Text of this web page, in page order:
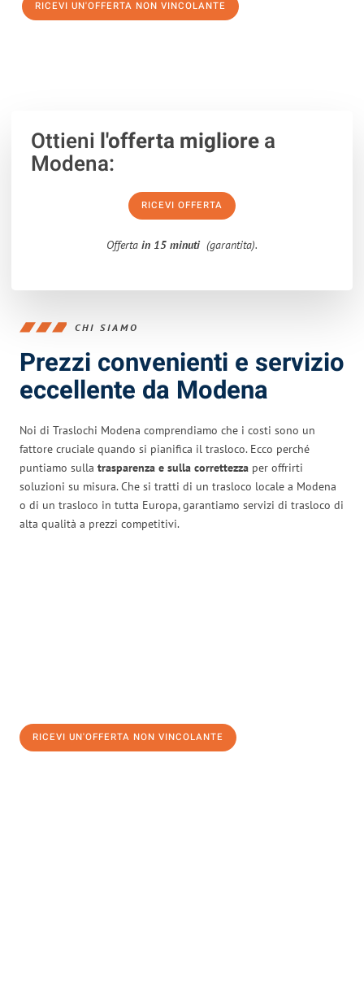
RICEVI UN'OFFERTA NON VINCOLANTE
Ottieni l'offerta migliorea
Modena:
RICEVI OFFERTA
Offerta in 15 minuti (garantita).
CHI SIAMO
Prezzi convenienti e servizio
eccellente da Modena
Noi di Traslochi Modena comprendiamo che i costi sono un
fattore cruciale quando si pianifica il trasloco. Ecco perché
puntiamo sulla trasparenza e sulla correttezza per offrirti
soluzioni su misura. Che si tratti di un trasloco locale a Modena
o di un trasloco in tutta Europa, garantiamo servizi di trasloco di
alta qualità a prezzi competitivi.
RICEVI UN'OFFERTA NON VINCOLANTE